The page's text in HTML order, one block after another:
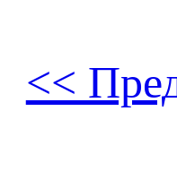
<<